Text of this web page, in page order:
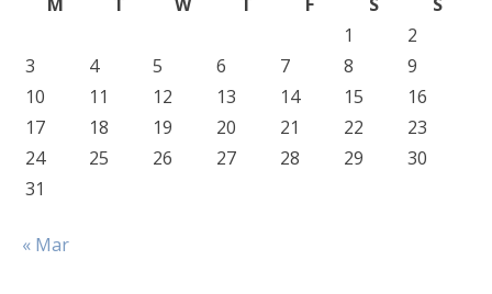
1
2
3
4 5 6 7 8
9
10
11 12 13 14 15
16
17
18 19 20 21 22
23
24
25 26 27 28 29
30
31
« Mar